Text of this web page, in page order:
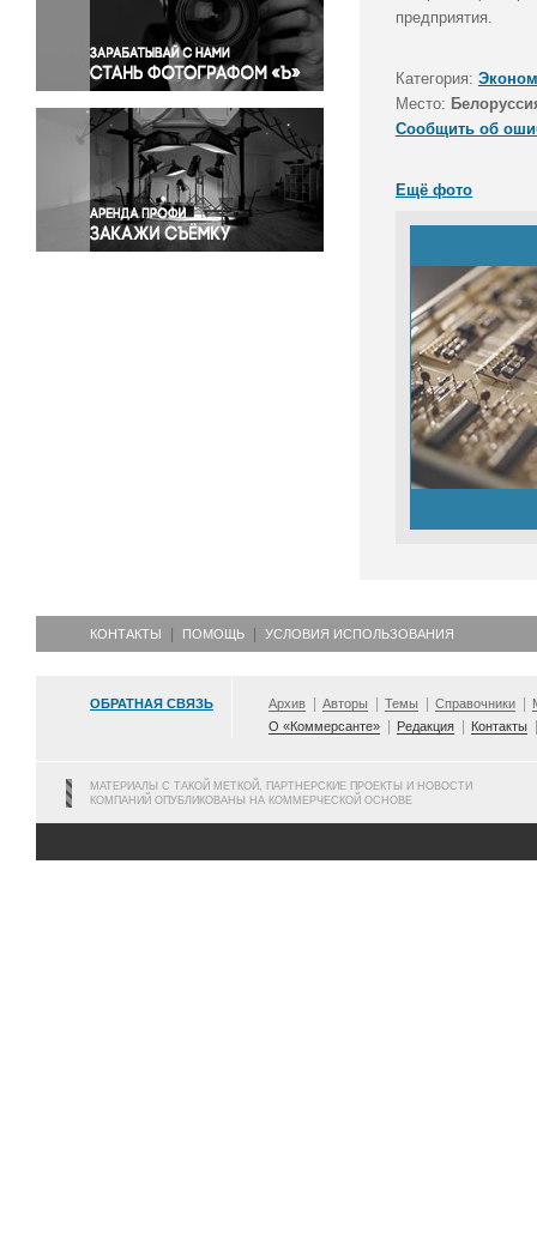
Правосудие
Происшествия и конфликты
Религия
Светская жизнь
Спорт
Экология
Экономика и бизнес
предприятия.
Категория:
Место:
Сообщить об
Ещё фото
КОНТАКТЫ ПОМОЩЬ УСЛОВИЯ ИСПОЛЬЗОВАНИЯ
ОБРАТНАЯ СВЯЗЬ Архив Авторы Темы Справочники
О «Коммерсанте»
Редакция Контакты
МАТЕРИАЛЫ С ТАКОЙ МЕТКОЙ, ПАРТНЕРСКИЕ ПРОЕКТЫ И НОВОСТИ
КОМПАНИЙ ОПУБЛИКОВАНЫ НА КОММЕРЧЕСКОЙ ОСНОВЕ